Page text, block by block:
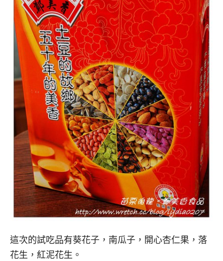
這次的試吃品有葵花子，南瓜子，開心杏仁果，落
花生，紅泥花生。